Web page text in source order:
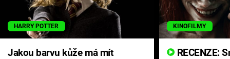
HARRY POTTER
Jakou barvu kůže má mít
KINOFILMY